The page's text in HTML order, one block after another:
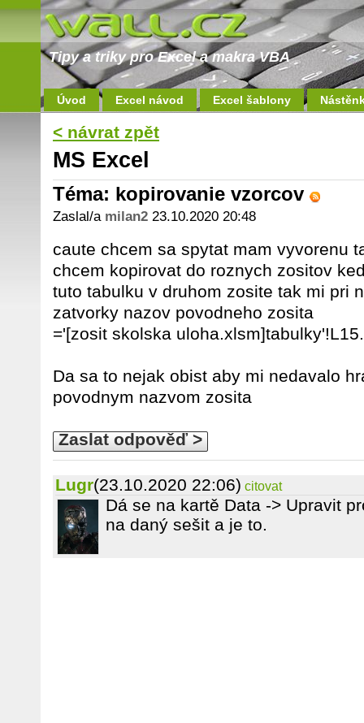
Tipy a triky pro Excel a makra VBA
Úvod Excel návod Excel šablony
< návrat zpět
MS Excel
Téma: kopirovanie vzorcov
Zaslal/a milan2 23.10.2020 20:48
caute chcem sa spytat mam vyvorenu
chcem kopirovat do roznych zositov
tuto tabulku v druhom zosite tak mi pri
zatvorky nazov povodneho zosita
='[zosit skolska uloha.xlsm]tabulky'!L15.
Da sa to nejak obist aby mi nedavalo
povodnym nazvom zosita
Zaslat odpověď >
Lugr(23.10.2020 22:06) citovat
Dá se na kartě Data -> Upravit
na daný sešit a je to.